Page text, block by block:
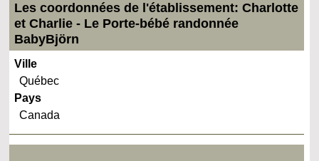
Les coordonnées de l'établissement: Charlotte
et Charlie - Le Porte-bébé randonnée
BabyBjörn
Ville
Québec
Pays
Canada